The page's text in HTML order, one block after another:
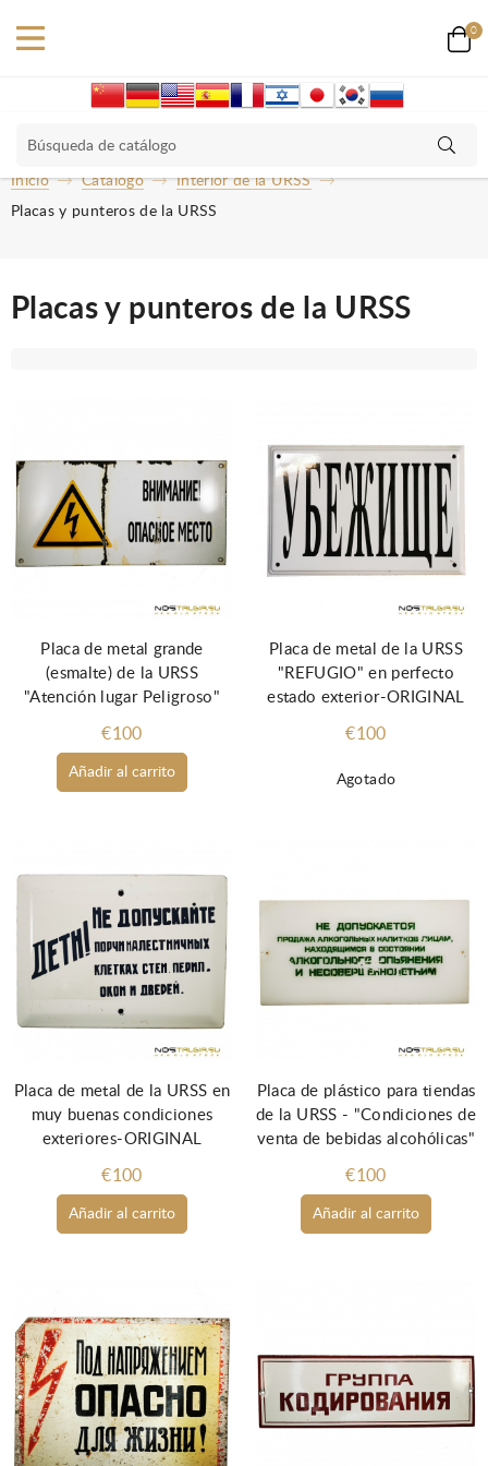
0
Inicio Catalogo
Interior de la URSS
Placas y punteros de la URSS
Placas y punteros de la URSS
Añadir al carrito
Placa de metal grande
(esmalte) de la URSS
"Atención lugar Peligroso"
€100
Agotado
Placa de metal de la URSS
"REFUGIO" en perfecto
estado exterior-ORIGINAL
€100
Añadir al carrito
Placa de metal de la URSS en
muy buenas condiciones
exteriores-ORIGINAL
€100
Añadir al carrito
Placa de plástico para tiendas
de la URSS - "Condiciones de
venta de bebidas alcohólicas"
€100